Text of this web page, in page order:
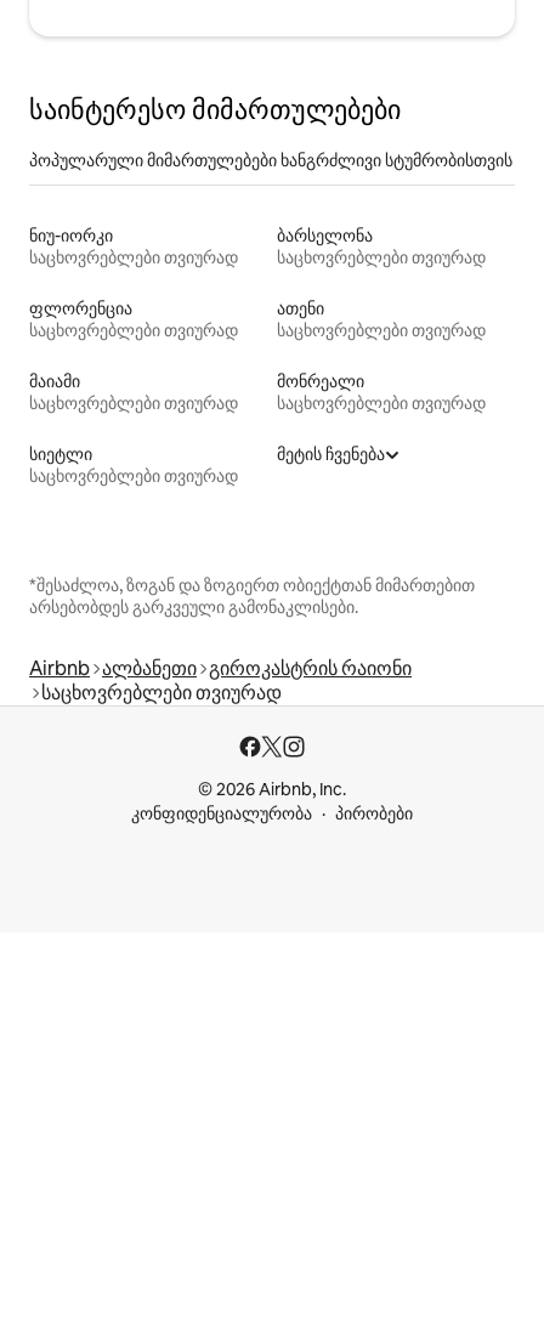
საინტერესო მიმართულებები
პოპულარული მიმართულებები ხანგრძლივი სტუმრობისთვის
ნიუ-იორკი
საცხოვრებლები თვიურად
ბარსელონა
საცხოვრებლები თვიურად
ფლორენცია
საცხოვრებლები თვიურად
ათენი
საცხოვრებლები თვიურად
მაიამი
საცხოვრებლები თვიურად
მონრეალი
საცხოვრებლები თვიურად
სიეტლი
საცხოვრებლები თვიურად
მეტის ჩვენება
*შესაძლოა, ზოგან და ზოგიერთ ობიექტთან მიმართებით
არსებობდეს გარკვეული გამონაკლისები.
Airbnb ალბანეთი გიროკასტრის რაიონი
საცხოვრებლები თვიურად
© 2026 Airbnb, Inc.
კონფიდენციალურობა
პირობები